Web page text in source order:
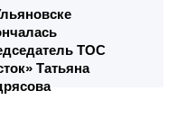
ТОС
Татьяна